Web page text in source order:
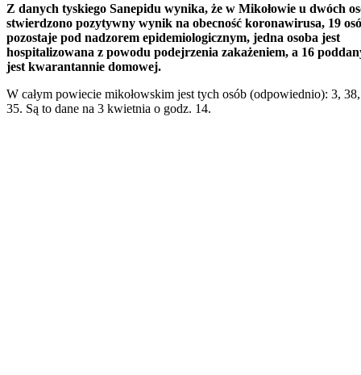
Z danych tyskiego Sanepidu wynika, że w Mikołowie u dwóch
stwierdzono pozytywny wynik na obecność koronawirusa, 19
pozostaje pod nadzorem epidemiologicznym, jedna osoba jest
hospitalizowana z powodu podejrzenia zakażeniem, a 16
jest kwarantannie domowej.
W całym powiecie mikołowskim jest tych osób (odpowiednio): 3,
35. Są to dane na 3 kwietnia o godz. 14.